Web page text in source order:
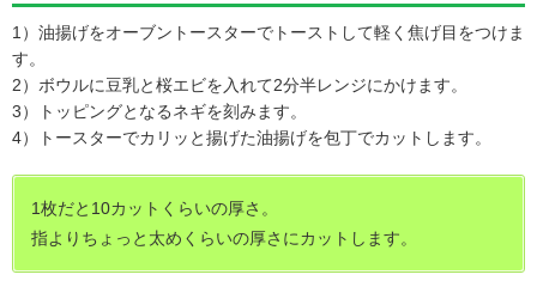
1）油揚げをオーブントースターでトーストして軽く焦げ目をつけま
す。
2）ボウルに豆乳と桜エビを入れて2分半レンジにかけます。
3）トッピングとなるネギを刻みます。
4）トースターでカリッと揚げた油揚げを包丁でカットします。
1枚だと10カットくらいの厚さ。
指よりちょっと太めくらいの厚さにカットします。